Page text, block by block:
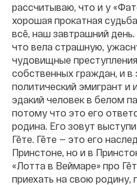
рассчитываю, что и у
хорошая прокатная
всё, наш завтрашний
что вела страшную,
чудовищные
собственных граждан, и в
политический эмигрант и
эдакий человек в белом
потому что это его
родина. Его зовут
Гёте. Гёте — это его
Принстоне, но и в
«Лотта в Веймаре» про
приехать на свою